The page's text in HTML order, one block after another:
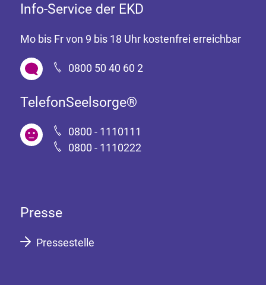
Info-Service der EKD
Mo bis Fr von 9 bis 18 Uhr kostenfrei erreichbar
0800 50 40 60 2
TelefonSeelsorge®
0800 - 1110111
0800 - 1110222
Presse
Pressestelle